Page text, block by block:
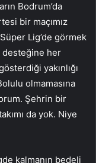
Bodrum’da
bir maçımız
Lig’de görmek
desteğine her
yakınlığı
olmamasına
Şehrin bir
da yok. Niye
kalmanın bedeli